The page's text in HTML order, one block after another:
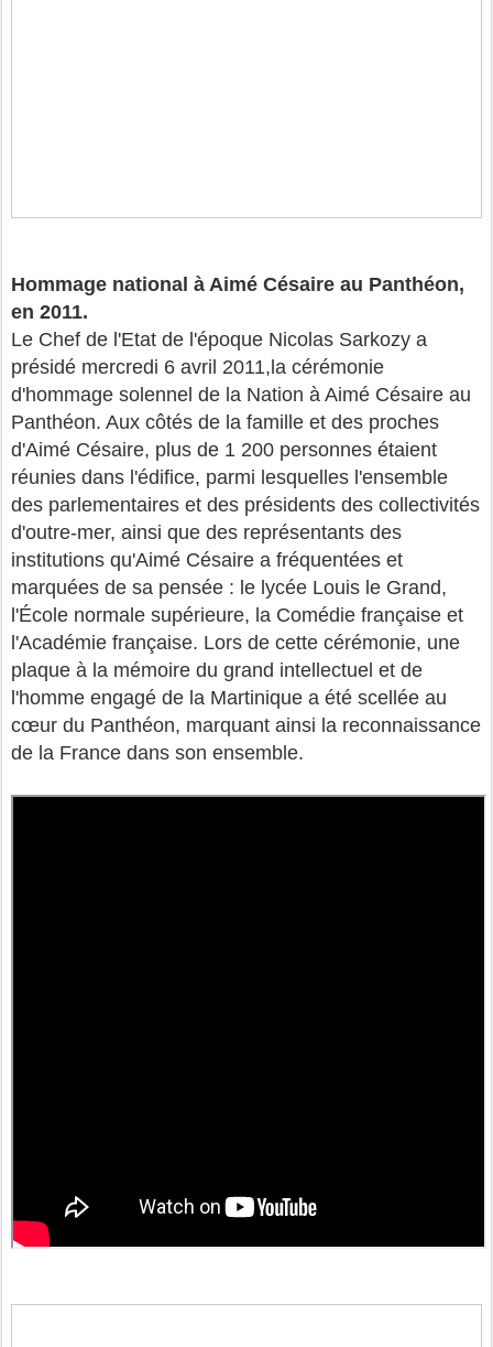
Hommage national à Aimé Césaire au Panthéon,
en 2011.
Le Chef de l'Etat de l'époque Nicolas Sarkozy a
présidé mercredi 6 avril 2011,la cérémonie
d'hommage solennel de la Nation à Aimé Césaire au
Panthéon. Aux côtés de la famille et des proches
d'Aimé Césaire, plus de 1 200 personnes étaient
réunies dans l'édifice, parmi lesquelles l'ensemble
des parlementaires et des présidents des collectivités
d'outre-mer, ainsi que des représentants des
institutions qu'Aimé Césaire a fréquentées et
marquées de sa pensée : le lycée Louis le Grand,
l'École normale supérieure, la Comédie française et
l'Académie française. Lors de cette cérémonie, une
plaque à la mémoire du grand intellectuel et de
l'homme engagé de la Martinique a été scellée au
cœur du Panthéon, marquant ainsi la reconnaissance
de la France dans son ensemble.